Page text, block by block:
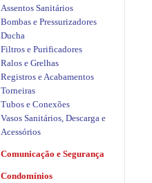
Assentos Sanitários
Bombas e Pressurizadores
Ducha
Filtros e Purificadores
Ralos e Grelhas
Registros e Acabamentos
Torneiras
Tubos e Conexões
Vasos Sanitários, Descarga e
Acessórios
Comunicação e Segurança
Condomínios